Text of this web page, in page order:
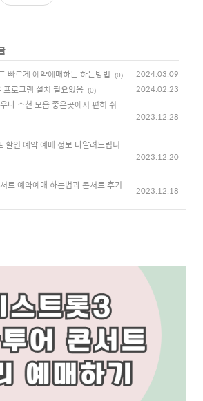
빠르게 예약예매하는 하는방법
(0) 2024.03.09
로그램 설치 필요없음 (0) 2024.02.23
나 추천 모음 좋은곳에서 편히 쉬
2023.12.28
할인 예약 예매 정보 다알려드립니
2023.12.20
트 예약예매 하는법과 콘서트 후기 2023.12.18